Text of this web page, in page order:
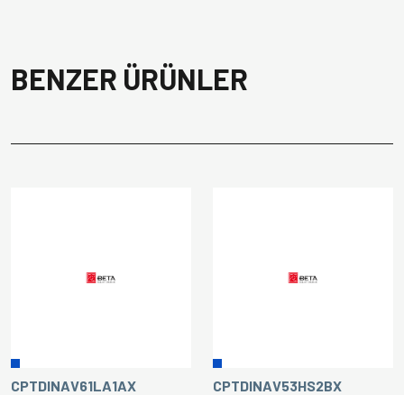
BENZER ÜRÜNLER
CPTDINAV61LA1AX CPTDINAV53HS2BX